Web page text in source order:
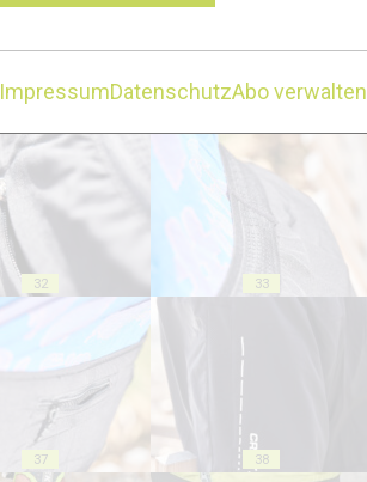
32 33
37 38
ImpressumDatenschutzAbo verwalten